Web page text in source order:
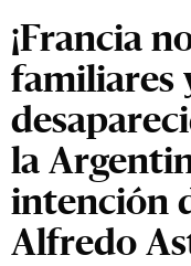
¡Francia
familiares
la
intención
Alfredo